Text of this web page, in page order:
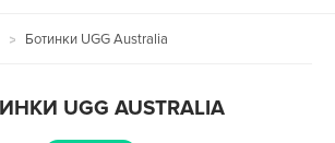
Ботинки UGG Australia
UGG AUSTRALIA